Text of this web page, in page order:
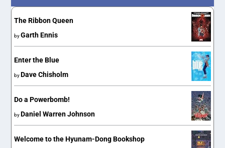
The Ribbon Queen
byGarth Ennis
Enter the Blue
by Dave Chisholm
Do a Powerbomb!
by Daniel Warren Johnson
Welcome to the Hyunam-Dong Bookshop